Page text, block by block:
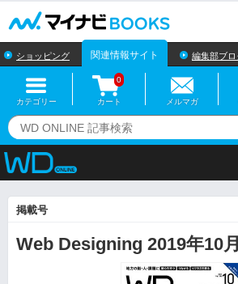
ショッピング 関連情報サイト 編集部ブロ
カテゴリー カート
0
メルマガ
掲載号
Web Designing 2019年10